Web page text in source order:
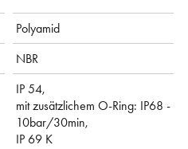
Polyamid
NBR
IP 54,
mit zusätzlichem O-Ring: IP68 -
10bar/30min,
IP 69 K